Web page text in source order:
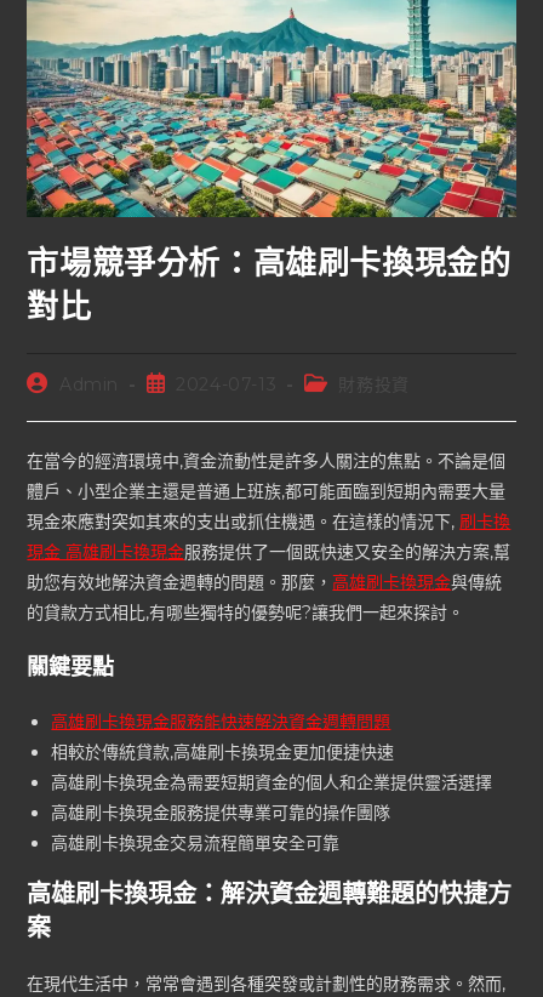
市場競爭分析：高雄刷卡換現金的
對比
Admin 2024-07-13 財務投資
在當今的經濟環境中,資金流動性是許多人關注的焦點。不論是個
體戶、小型企業主還是普通上班族,都可能面臨到短期內需要大量
現金來應對突如其來的支出或抓住機遇。在這樣的情況下, 刷卡換
現金 高雄刷卡換現金服務提供了一個既快速又安全的解決方案,幫
助您有效地解決資金週轉的問題。那麼，高雄刷卡換現金與傳統
的貸款方式相比,有哪些獨特的優勢呢?讓我們一起來探討。
關鍵要點
高雄刷卡換現金服務能快速解決資金週轉問題
相較於傳統貸款,高雄刷卡換現金更加便捷快速
高雄刷卡換現金為需要短期資金的個人和企業提供靈活選擇
高雄刷卡換現金服務提供專業可靠的操作團隊
高雄刷卡換現金交易流程簡單安全可靠
高雄刷卡換現金：解決資金週轉難題的快捷方
案
在現代生活中，常常會遇到各種突發或計劃性的財務需求。然而,